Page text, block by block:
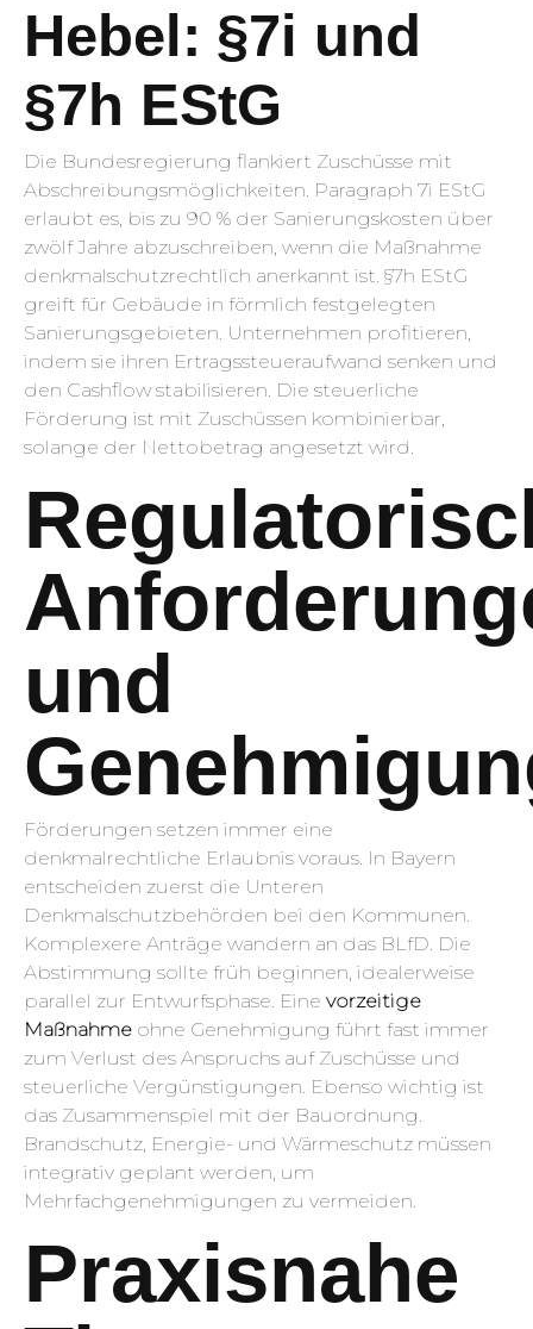
Hebel: §7i und
§7h EStG
Die Bundesregierung flankiert Zuschüsse mit
Abschreibungsmöglichkeiten. Paragraph 7i EStG
erlaubt es, bis zu 90 % der Sanierungskosten über
zwölf Jahre abzuschreiben, wenn die Maßnahme
denkmalschutzrechtlich anerkannt ist. §7h EStG
greift für Gebäude in förmlich festgelegten
Sanierungsgebieten. Unternehmen profitieren,
indem sie ihren Ertragssteueraufwand senken und
den Cashflow stabilisieren. Die steuerliche
Förderung ist mit Zuschüssen kombinierbar,
solange der Nettobetrag angesetzt wird.
und
Förderungen setzen immer eine
denkmalrechtliche Erlaubnis voraus. In Bayern
entscheiden zuerst die Unteren
Denkmalschutzbehörden bei den Kommunen.
Komplexere Anträge wandern an das BLfD. Die
Abstimmung sollte früh beginnen, idealerweise
parallel zur Entwurfsphase. Eine vorzeitige
Maßnahme ohne Genehmigung führt fast immer
zum Verlust des Anspruchs auf Zuschüsse und
steuerliche Vergünstigungen. Ebenso wichtig ist
das Zusammenspiel mit der Bauordnung.
Brandschutz, Energie- und Wärmeschutz müssen
integrativ geplant werden, um
Mehrfachgenehmigungen zu vermeiden.
Praxisnahe